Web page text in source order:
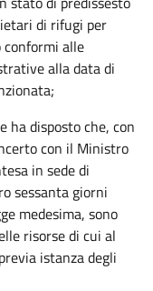
di rifugi per
alle
alla data di
ha disposto che, con
con il Ministro
in sede di
sessanta giorni
medesima, sono
risorse di cui al
istanza degli